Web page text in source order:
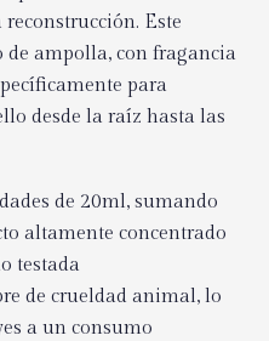
Este
ampolla, con fragancia
para
desde la raíz hasta las
de 20ml, sumando
altamente concentrado
testada
de crueldad animal, lo
a un consumo